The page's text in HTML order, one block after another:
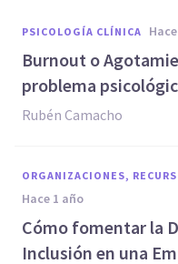
PSICOLOGÍA CLÍNICA
Burnout o
problema
Rubén Camacho
ORGANIZACIONES,
hace 1 año
Cómo fomentar la
Inclusión en una